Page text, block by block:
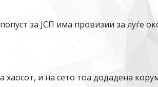
за ЈСП има провизии за луѓе
и на сето тоа додадена